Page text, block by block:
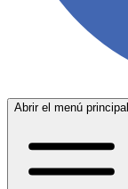
Abrir el menú principal